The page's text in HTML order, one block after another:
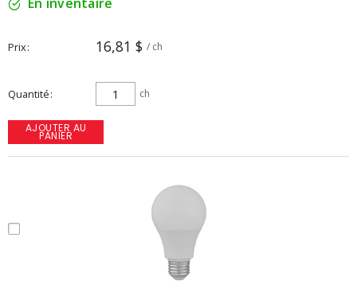
Prix 16,81 $ / ch
Quantité ch
AJOUTER AU
PANIER